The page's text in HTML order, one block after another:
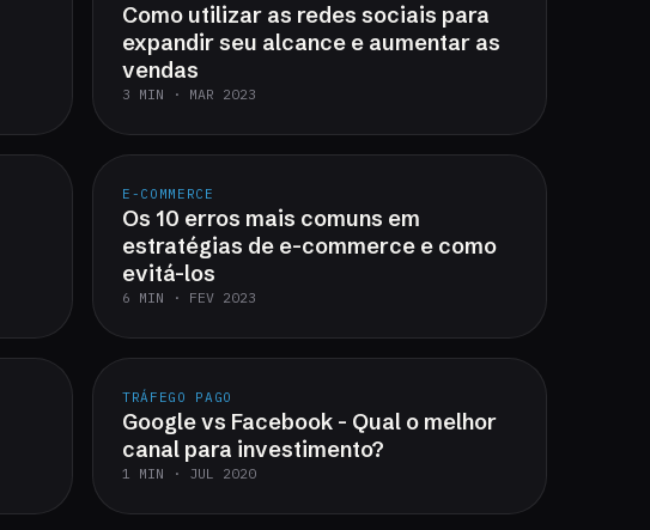
Como utilizar as redes sociais para
expandir seu alcance e aumentar as
vendas
3 MIN · MAR 2023
E-COMMERCE
Os 10 erros mais comuns em
estratégias de e-commerce e como
evitá-los
6 MIN · FEV 2023
TRÁFEGO PAGO
Google vs Facebook - Qual o melhor
canal para investimento?
1 MIN · JUL 2020